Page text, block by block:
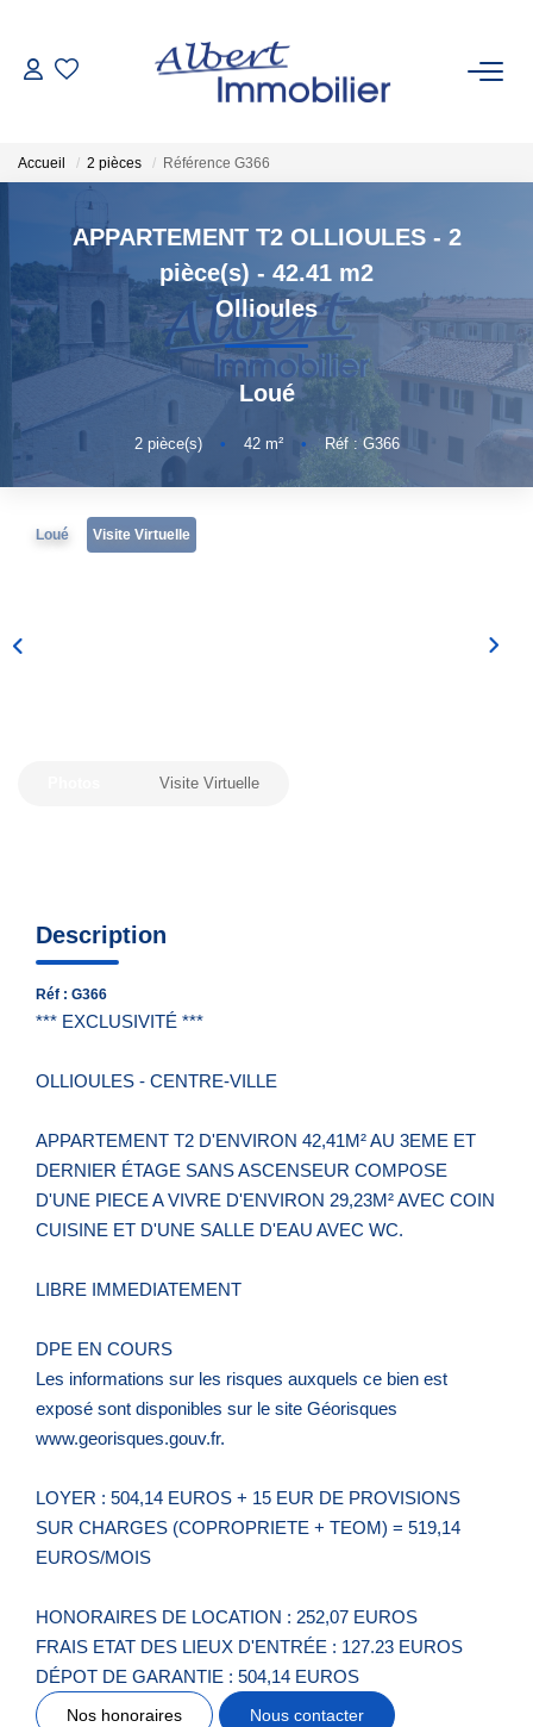
ESTIMATION
GESTION LOCATIVE
AGENCES
Qui Sommes-Nous
Accueil 2 pièces Référence G366
APPARTEMENT T2 OLLIOULES - 2
pièce(s) - 42.41 m2
Ollioules
Loué
2pièce(s) • 42m² • Réf : G366
Loué Visite Virtuelle
Visite Virtuelle
Description
Réf : G366
*** EXCLUSIVITÉ ***
OLLIOULES - CENTRE-VILLE
APPARTEMENT T2 D'ENVIRON 42,41M² AU 3EME ET
DERNIER ÉTAGE SANS ASCENSEUR COMPOSE
D'UNE PIECE A VIVRE D'ENVIRON 29,23M² AVEC COIN
CUISINE ET D'UNE SALLE D'EAU AVEC WC.
LIBRE IMMEDIATEMENT
DPE EN COURS
Les informations sur les risques auxquels ce bien est
exposé sont disponibles sur le site Géorisques
www.georisques.gouv.fr.
LOYER : 504,14 EUROS + 15 EUR DE PROVISIONS
SUR CHARGES (COPROPRIETE + TEOM) = 519,14
EUROS/MOIS
HONORAIRES DE LOCATION : 252,07 EUROS
FRAIS ETAT DES LIEUX D'ENTRÉE : 127.23 EUROS
DÉPOT DE GARANTIE : 504,14 EUROS
Nos honoraires Nous contacter